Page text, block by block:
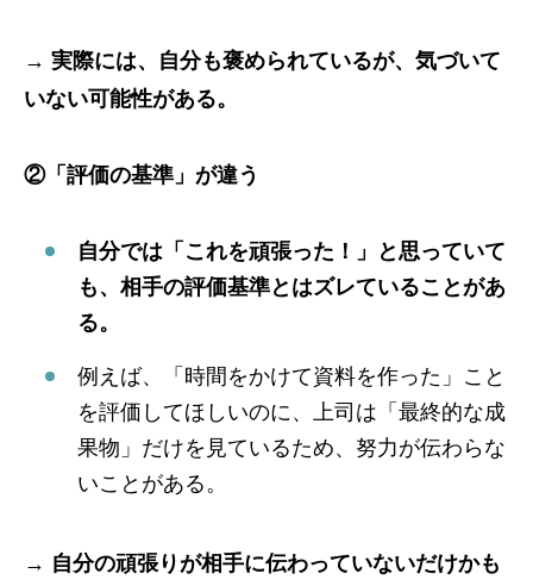
→ 実際には、自分も褒められているが、気づいて
いない可能性がある。
②「評価の基準」が違う
自分では「これを頑張った！」と思っていて
も、相手の評価基準とはズレていることがあ
る。
例えば、「時間をかけて資料を作った」こと
を評価してほしいのに、上司は「最終的な成
果物」だけを見ているため、努力が伝わらな
いことがある。
→ 自分の頑張りが相手に伝わっていないだけかも